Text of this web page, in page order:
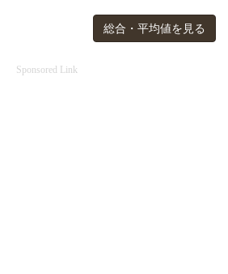
総合・平均値を見る
Sponsored Link